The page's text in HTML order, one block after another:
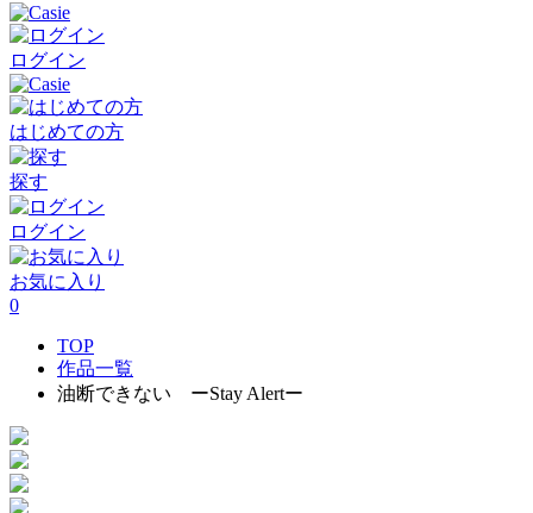
ログイン
はじめての方
探す
ログイン
お気に入り
0
TOP
作品一覧
油断できない ーStay Alertー